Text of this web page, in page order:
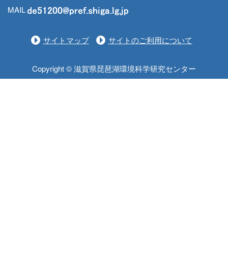
MAIL
サイトマップ サイトのご利用について
Copyright © 滋賀県琵琶湖環境科学研究センター